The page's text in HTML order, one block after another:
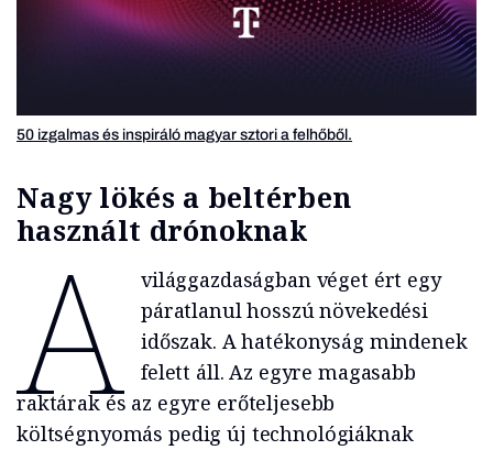
50 izgalmas és inspiráló magyar sztori a felhőből.
Nagy lökés a beltérben
használt drónoknak
A
világgazdaságban véget ért egy
páratlanul hosszú növekedési
időszak. A hatékonyság mindenek
felett áll. Az egyre magasabb
raktárak és az egyre erőteljesebb
költségnyomás pedig új technológiáknak